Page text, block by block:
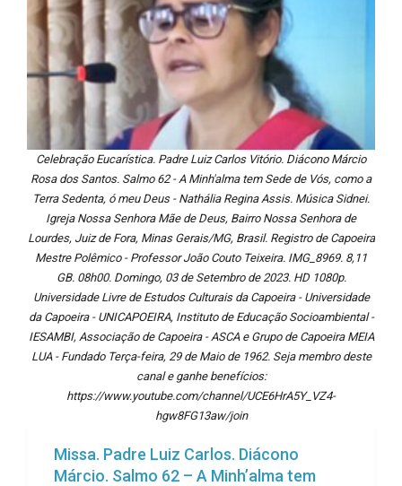
Celebração Eucarística. Padre Luiz Carlos Vitório. Diácono Márcio
Rosa dos Santos. Salmo 62 - A Minh'alma tem Sede de Vós, como a
Terra Sedenta, ó meu Deus - Nathália Regina Assis. Música Sidnei.
Igreja Nossa Senhora Mãe de Deus, Bairro Nossa Senhora de
Lourdes, Juiz de Fora, Minas Gerais/MG, Brasil. Registro de Capoeira
Mestre Polêmico - Professor João Couto Teixeira. IMG_8969. 8,11
GB. 08h00. Domingo, 03 de Setembro de 2023. HD 1080p.
Universidade Livre de Estudos Culturais da Capoeira - Universidade
da Capoeira - UNICAPOEIRA, Instituto de Educação Socioambiental -
IESAMBI, Associação de Capoeira - ASCA e Grupo de Capoeira MEIA
LUA - Fundado Terça-feira, 29 de Maio de 1962. Seja membro deste
canal e ganhe benefícios:
https://www.youtube.com/channel/UCE6HrA5Y_VZ4-
hgw8FG13aw/join
Missa. Padre Luiz Carlos. Diácono
Márcio. Salmo 62 – A Minh’alma tem